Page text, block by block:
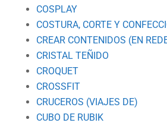
COSPLAY
COSTURA, CORTE Y
CREAR CONTENIDOS (EN
CRISTAL TEÑIDO
CROQUET
CROSSFIT
CRUCEROS (VIAJES DE)
CUBO DE RUBIK